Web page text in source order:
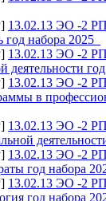
13.02.13 ЭО -2
набора 2025_
13.02.13 ЭО -2
деятельности год
13.02.13 ЭО -2
в
13.02.13 ЭО -2
13.02.13 ЭО -2
год набора
13.02.13 ЭО -2
год набора